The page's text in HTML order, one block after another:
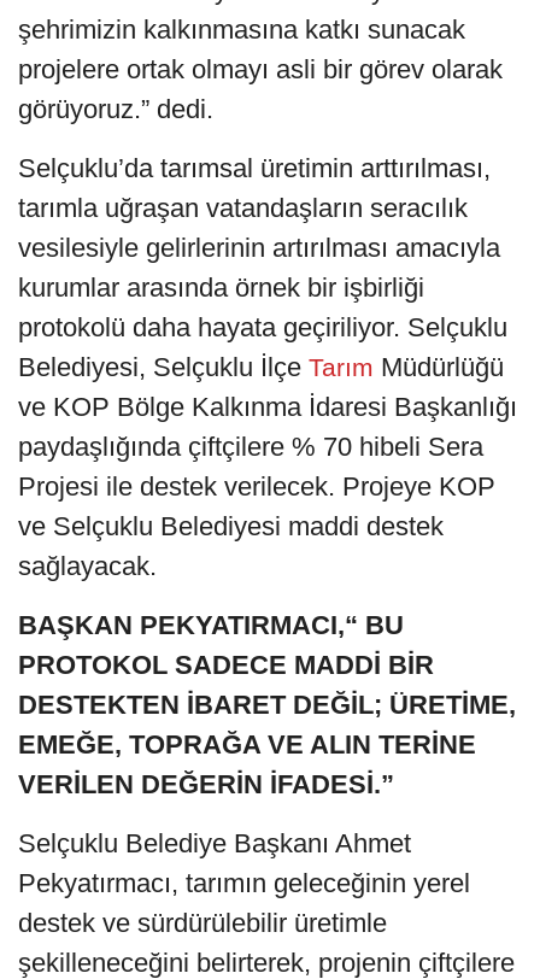
şehrimizin kalkınmasına katkı sunacak
projelere ortak olmayı asli bir görev olarak
görüyoruz.” dedi.
Selçuklu’da tarımsal üretimin arttırılması,
tarımla uğraşan vatandaşların seracılık
vesilesiyle gelirlerinin artırılması amacıyla
kurumlar arasında örnek bir işbirliği
protokolü daha hayata geçiriliyor. Selçuklu
Belediyesi, Selçuklu İlçe Tarım Müdürlüğü
ve KOP Bölge Kalkınma İdaresi Başkanlığı
paydaşlığında çiftçilere % 70 hibeli Sera
Projesi ile destek verilecek. Projeye KOP
ve Selçuklu Belediyesi maddi destek
sağlayacak.
BAŞKAN PEKYATIRMACI,“ BU
PROTOKOL SADECE MADDİ BİR
DESTEKTEN İBARET DEĞİL; ÜRETİME,
EMEĞE, TOPRAĞA VE ALIN TERİNE
VERİLEN DEĞERİN İFADESİ.”
Selçuklu Belediye Başkanı Ahmet
Pekyatırmacı, tarımın geleceğinin yerel
destek ve sürdürülebilir üretimle
şekilleneceğini belirterek, projenin çiftçilere